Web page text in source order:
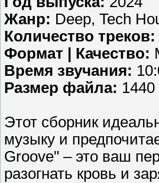
Жанр: Deep, Tech
Количество треков:
Формат | Качество:
Время звучания:
Размер файла:
Этот сборник
музыку и
Groove" – это ваш
разогнать кровь и